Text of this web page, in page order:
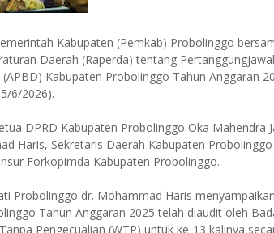
Kabupaten (Pemkab) Probolinggo
Daerah (Raperda) tentang
Kabupaten Probolinggo Tahun Anggaran
6/2026).
DPRD Kabupaten Probolinggo Oka Mahendra
Haris, Sekretaris Daerah Kabupaten
Forkopimda Kabupaten Probolinggo.
Probolinggo dr. Mohammad Haris
Tahun Anggaran 2025 telah diaudit oleh
Pengecualian (WTP) untuk ke-13 kalinya